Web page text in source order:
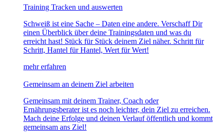
Training Tracken und auswerten
Schweiß ist eine Sache – Daten eine andere. Verschaff Dir
einen Überblick über deine Trainingsdaten und was du
erreicht hast! Stück für Stück deinem Ziel näher. Schritt für
Schritt, Hantel für Hantel, Wert für Wert!
mehr erfahren
Gemeinsam an deinem Ziel arbeiten
Gemeinsam mit deinem Trainer, Coach oder
Ernährungsberater ist es noch leichter, dein Ziel zu erreichen.
Mach deine Erfolge und deinen Verlauf öffentlich und kommt
gemeinsam ans Ziel!